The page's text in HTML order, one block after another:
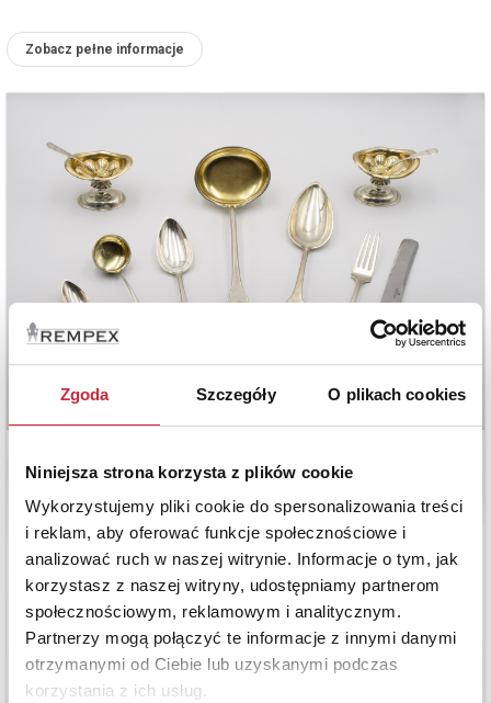
Zgoda Szczegóły O plikach cookies
Niniejsza strona korzysta z plików cookie
Wykorzystujemy pliki cookie do spersonalizowania treści
i reklam, aby oferować funkcje społecznościowe i
analizować ruch w naszej witrynie. Informacje o tym, jak
korzystasz z naszej witryny, udostępniamy partnerom
społecznościowym, reklamowym i analitycznym.
Partnerzy mogą połączyć te informacje z innymi danymi
otrzymanymi od Ciebie lub uzyskanymi podczas
korzystania z ich usług.
Zobacz pełne informacje